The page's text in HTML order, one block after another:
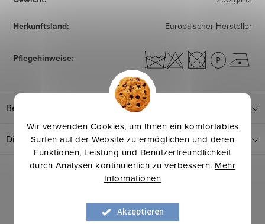
Wir verwenden Cookies, um Ihnen ein komfortables
Surfen auf der Website zu ermöglichen und deren
Funktionen, Leistung und Benutzerfreundlichkeit
durch Analysen kontinuierlich zu verbessern. Mehr
Informationen
Akzeptieren
Herkunftsland: Europäischer Hersteller
Pflegehinweise:
Bewertung
Diskussion